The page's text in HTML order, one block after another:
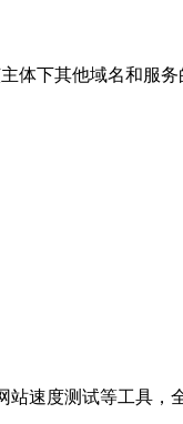
体下其他域名和服务
速度测试等工具，